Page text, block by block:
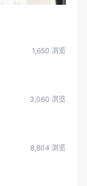
1,650 浏览
3,060 浏览
8,804 浏览